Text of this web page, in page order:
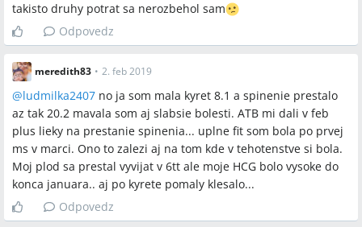
takisto druhy potrat sa nerozbehol sam
Odpovedz
meredith83 • 2. feb 2019
@ludmilka2407 no ja som mala kyret 8.1 a spinenie prestalo
az tak 20.2 mavala som aj slabsie bolesti. ATB mi dali v feb
plus lieky na prestanie spinenia... uplne fit som bola po prvej
ms v marci. Ono to zalezi aj na tom kde v tehotenstve si bola.
Moj plod sa prestal vyvijat v 6tt ale moje HCG bolo vysoke do
konca januara.. aj po kyrete pomaly klesalo...
Odpovedz